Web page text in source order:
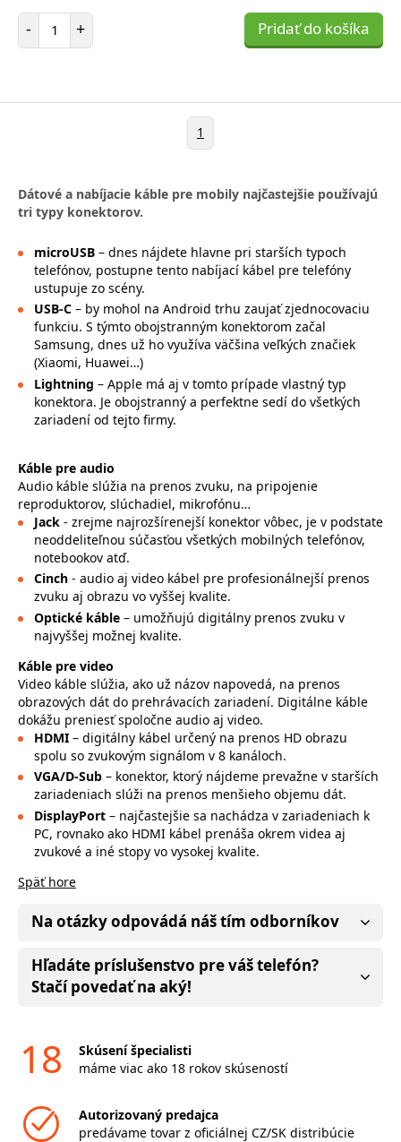
- Počet položiek
+ Pridať do košíka
1
Dátové a nabíjacie káble pre mobily najčastejšie používajú
tri typy konektorov.
microUSB – dnes nájdete hlavne pri starších typoch
telefónov, postupne tento nabíjací kábel pre telefóny
ustupuje zo scény.
USB-C – by mohol na Android trhu zaujať zjednocovaciu
funkciu. S týmto obojstranným konektorom začal
Samsung, dnes už ho využíva väčšina veľkých značiek
(Xiaomi, Huawei…)
Lightning – Apple má aj v tomto prípade vlastný typ
konektora. Je obojstranný a perfektne sedí do všetkých
zariadení od tejto firmy.
Káble pre audio
Audio káble slúžia na prenos zvuku, na pripojenie
reproduktorov, slúchadiel, mikrofónu…
Jack - zrejme najrozšírenejší konektor vôbec, je v podstate
neoddeliteľnou súčasťou všetkých mobilných telefónov,
notebookov atď.
Cinch - audio aj video kábel pre profesionálnejší prenos
zvuku aj obrazu vo vyššej kvalite.
Optické káble – umožňujú digitálny prenos zvuku v
najvyššej možnej kvalite.
Káble pre video
Video káble slúžia, ako už názov napovedá, na prenos
obrazových dát do prehrávacích zariadení. Digitálne káble
dokážu preniesť spoločne audio aj video.
HDMI – digitálny kábel určený na prenos HD obrazu
spolu so zvukovým signálom v 8 kanáloch.
VGA/D-Sub – konektor, ktorý nájdeme prevažne v starších
zariadeniach slúži na prenos menšieho objemu dát.
DisplayPort – najčastejšie sa nachádza v zariadeniach k
PC, rovnako ako HDMI kábel prenáša okrem videa aj
zvukové a iné stopy vo vysokej kvalite.
Späť hore
Na otázky odpovádá náš tím odborníkov
Hľadáte príslušenstvo pre váš telefón?
Stačí povedať na aký!
18
Skúsení špecialisti
máme viac ako 18 rokov skúseností
Autorizovaný predajca
predávame tovar z oficiálnej CZ/SK distribúcie